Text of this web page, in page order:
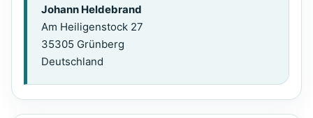
Johann Heldebrand
Am Heiligenstock 27
35305 Grünberg
Deutschland